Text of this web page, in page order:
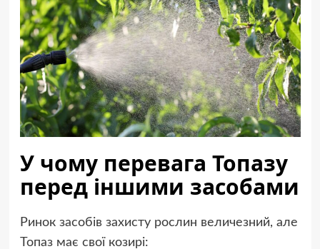
У чому перевага Топазу
перед іншими засобами
Ринок засобів захисту рослин величезний, але
Топаз має свої козирі: